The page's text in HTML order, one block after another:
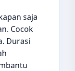
saja
Cocok
Durasi